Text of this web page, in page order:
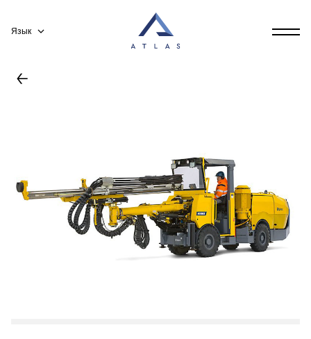
Язык
←